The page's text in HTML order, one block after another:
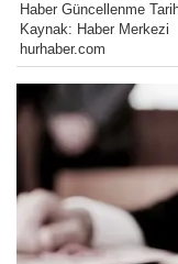
Haber Güncellenme
Kaynak: Haber Merkezi
hurhaber.com